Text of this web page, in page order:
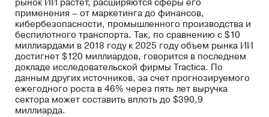
рынок ИИ растет, расширяются сферы его
применения – от маркетинга до финансов,
кибербезопасности, промышленного производства и
беспилотного транспорта. Так, по сравнению с $10
миллиардами в 2018 году к 2025 году объем рынка ИИ
достигнет $120 миллиардов, говорится в последнем
докладе исследовательской фирмы Tractica. По
данным других источников, за счет прогнозируемого
ежегодного роста в 46% через пять лет выручка
сектора может составить вплоть до $390,9
миллиарда.